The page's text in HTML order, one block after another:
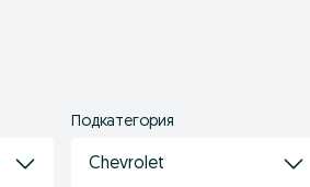
Подкатегория
Chevrolet